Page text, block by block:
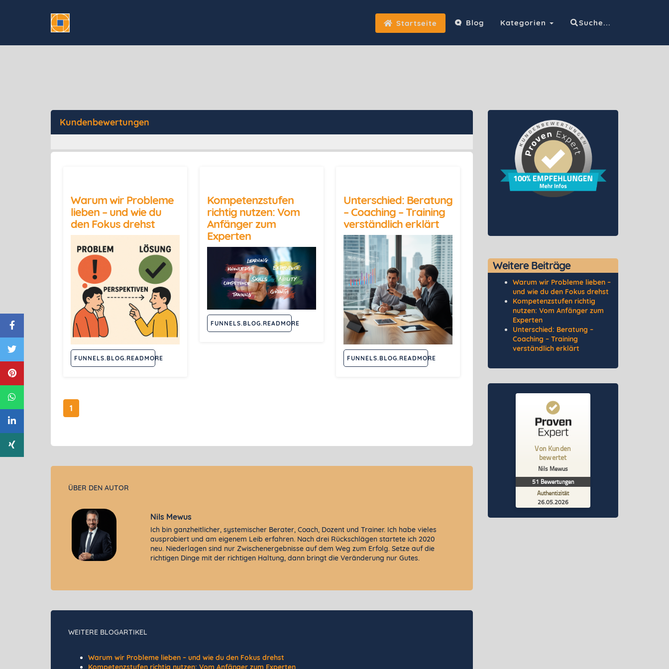
Startseite Blog Kategorien Suche...
Kundenbewertungen
Warum wir Probleme
lieben – und wie du
den Fokus drehst
FUNNELS.BLOG.READMORE
Kompetenzstufen
richtig nutzen: Vom
Anfänger zum
Experten
FUNNELS.BLOG.READMORE
Unterschied: Beratung
– Coaching – Training
verständlich erklärt
FUNNELS.BLOG.READMORE
1
ÜBER DEN AUTOR
Nils Mewus
Ich bin ganzheitlicher, systemischer Berater, Coach, Dozent und Trainer. Ich habe vieles
ausprobiert und am eigenem Leib erfahren. Nach drei Rückschlägen startete ich 2020
neu. Niederlagen sind nur Zwischenergebnisse auf dem Weg zum Erfolg. Setze auf die
richtigen Dinge mit der richtigen Haltung, dann bringt die Veränderung nur Gutes.
WEITERE BLOGARTIKEL
Warum wir Probleme lieben – und wie du den Fokus drehst
Kompetenzstufen richtig nutzen: Vom Anfänger zum Experten
Weitere Beiträge
Warum wir Probleme lieben –
und wie du den Fokus drehst
Kompetenzstufen richtig
nutzen: Vom Anfänger zum
Experten
Unterschied: Beratung –
Coaching – Training
verständlich erklärt
Von Kunden
bewertet
Nils Mewus
51 Bewertungen
Authentizität
26.05.2026
Kundenbewertungen und Erfahrungen zu
Nils Mewus
ProvenExpert.com
ProvenExpert.com
anderen Quelle